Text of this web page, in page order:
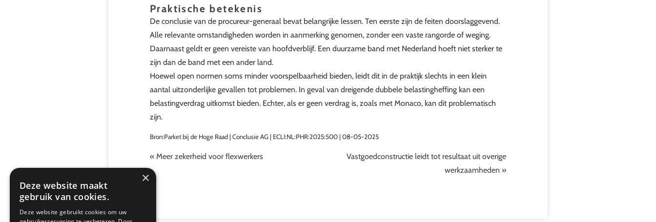
Praktische betekenis
De conclusie van de procureur-generaal bevat belangrijke lessen. Ten eerste zijn de feiten doorslaggevend.
Alle relevante omstandigheden worden in aanmerking genomen, zonder een vaste rangorde of weging.
Daarnaast geldt er geen vereiste van hoofdverblijf. Een duurzame band met Nederland hoeft niet sterker te
zijn dan de band met een ander land.
Hoewel open normen soms minder voorspelbaarheid bieden, leidt dit in de praktijk slechts in een klein
aantal uitzonderlijke gevallen tot problemen. In geval van dreigende dubbele belastingheffing kan een
belastingverdrag uitkomst bieden. Echter, als er geen verdrag is, zoals met Monaco, kan dit problematisch
zijn.
Bron:Parket bij de Hoge Raad | Conclusie AG | ECLI:NL:PHR:2025:500 | 08-05-2025
« Meer zekerheid voor flexwerkers
Vastgoedconstructie leidt tot resultaat uit overige
werkzaamheden »
×
Deze website maakt
gebruik van cookies.
Deze website gebruikt cookies om uw